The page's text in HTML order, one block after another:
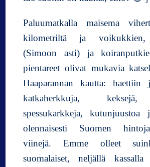
Paluumatkalla maisema
kilometriltä ja voikukkien,
(Simoon asti) ja
pientareet olivat mukavia
Haaparannan kautta: haettiin
katkaherkkuja,
spessukarkkeja, kutunjuustoa
olennaisesti Suomen
viinejä. Emme olleet
suomalaiset, neljällä